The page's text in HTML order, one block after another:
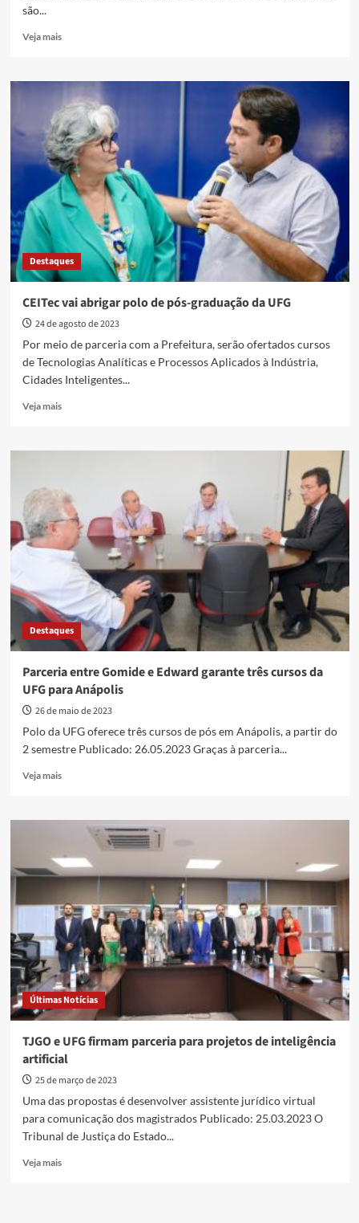
são...
Veja maisRead
Parceria
entre
Codego
e
UFG
oferece
especialização
a
trabalhadores
do
Daia
Destaques
CEITec vai abrigar polo de pós-graduação da UFG
24 de agosto de 2023
Por meio de parceria com a Prefeitura, serão ofertados cursos
de Tecnologias Analíticas e Processos Aplicados à Indústria,
Cidades Inteligentes...
Veja maisRead
CEITec
polo
de
pós-
graduação
da
UFG
Destaques
Parceria entre Gomide e Edward garante três cursos da
UFG para Anápolis
26 de maio de 2023
Polo da UFG oferece três cursos de pós em Anápolis, a partir do
2 semestre Publicado: 26.05.2023 Graças à parceria...
Veja maisRead
Parceria
e
Edward
três
cursos
da
UFG
para
Anápolis
Últimas Notícias
TJGO e UFG firmam parceria para projetos de inteligência
artificial
25 de março de 2023
Uma das propostas é desenvolver assistente jurídico virtual
para comunicação dos magistrados Publicado: 25.03.2023 O
Tribunal de Justiça do Estado...
Veja maisRead